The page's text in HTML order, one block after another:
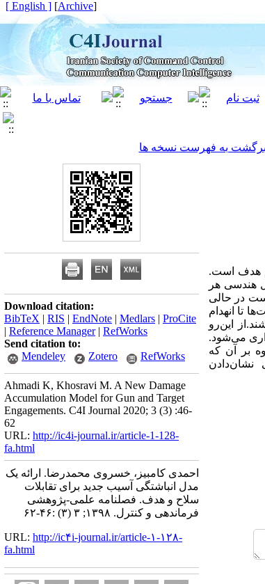
[
Archive
]
[ English ]
برگشت به فهرست نسخه ها
هدف است.
هندسی هر
در حالی
تا انهدام
این‌رو
می‌شود.
بر آن که
نشان‌دادن
Download citation:
BibTeX | RIS | EndNote | Medlars | ProCite
| Reference Manager| RefWorks
Send citation to:
Mendeley
Zotero RefWorks
Ahmadi K, Khosravi M. A New Damage
Accumulation Model for Gun and Target
Engagements. C4I Journal 2020; 3 (3) :46-
62
URL: http://ic4i-journal.ir/article-1-128-
fa.html
احمدی کامبیز، خسروی محمدرضا. ارائه یک
مدل انباشتگی آسیب جدید برای تقابلات
سلاح و هدف. فصلنامه علمی-پژوهشی
فرماندهی و کنترل. ۱۳۹۸; ۳ (۳) :۴۶-۶۲
URL: http://ic۴i-journal.ir/article-۱-۱۲۸-
fa.html